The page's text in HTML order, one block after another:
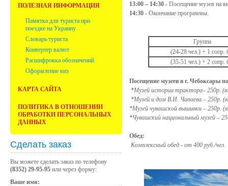
ПОЛЕЗНАЯ ИНФОРМАЦИЯ
Памятка для туриста при
поездке на Украину
Словарь туриста
Конвертер валют
Расшифровка обозначений
Оформление виз
КАРТА САЙТА
ПОЛИТИКА В ОТНОШЕНИИ
ОБРАБОТКИ ПЕРСОНАЛЬНЫХ
ДАННЫХ
Сделать заказ
Вы можете сделать заказ по телефону
(8352) 29-95-95 или через форму:
Ваше имя:
13:00 – 14:30 - Посещение музея на
14:30 - Окончание программы.
Группа
(24-28 чел.) + 1 сопр.
(35-51 чел.) + 2 сопр.
Посещение музеев в г. Чебоксары
*Музей истории трактора– 250р.
*Музей и дом В.И. Чапаева – 250р.
*Музей чувашской вышивки – 250р.
*Чувашский национальный музей –
Обед:
Комплексный обед - от 400 руб./чел.